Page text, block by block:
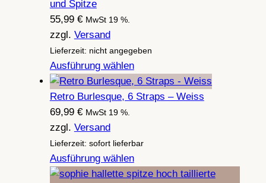
und Spitze
55,99 € MwSt 19 %.
zzgl. Versand
Lieferzeit: nicht angegeben
Ausführung wählen
Retro Burlesque, 6 Straps – Weiss
69,99 € MwSt 19 %.
zzgl. Versand
Lieferzeit: sofort lieferbar
Ausführung wählen